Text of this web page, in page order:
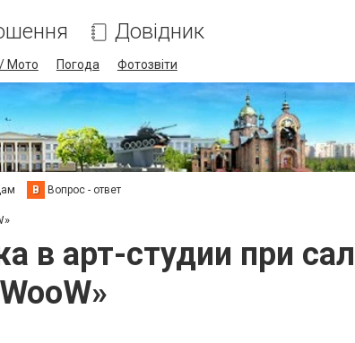
Довідник
Мото Погода Фотозвіти
В Вопрос - ответ
в арт-студии при